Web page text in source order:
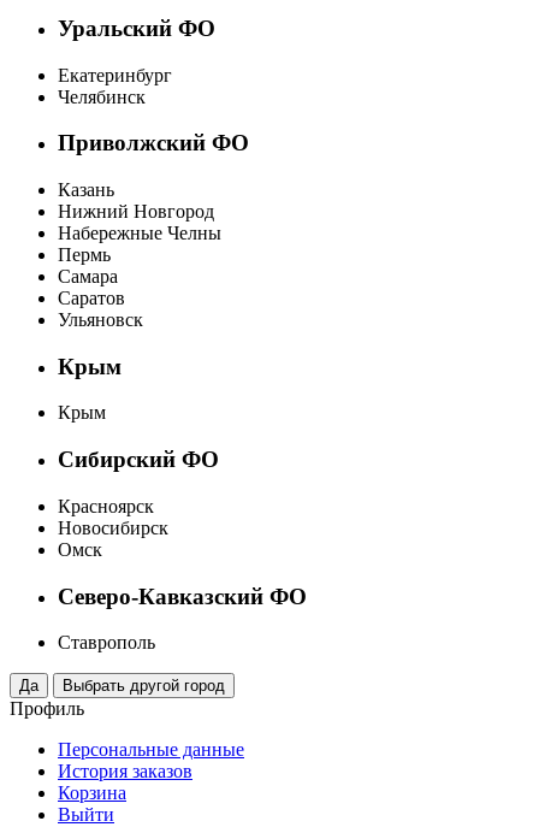
Уральский ФО
Екатеринбург
Челябинск
Приволжский ФО
Казань
Нижний Новгород
Набережные Челны
Пермь
Самара
Саратов
Ульяновск
Крым
Крым
Сибирский ФО
Красноярск
Новосибирск
Омск
Северо-Кавказский ФО
Ставрополь
Профиль
Персональные данные
История заказов
Корзина
Выйти